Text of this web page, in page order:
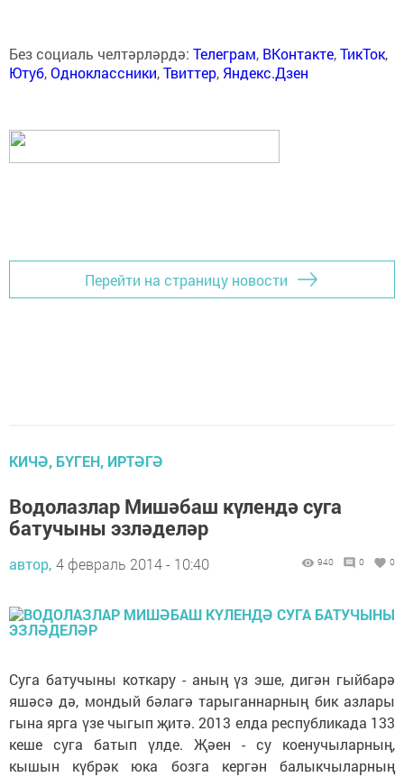
Без социаль челтәрләрдә: Телеграм, ВКонтакте,ТикТок,
Ютуб,Одноклассники,Твиттер, Яндекс.Дзен
Перейти на страницу новости
КИЧӘ, БҮГЕН, ИРТӘГӘ
Водолазлар Мишәбаш күлендә суга
батучыны эзләделәр
автор, 4 февраль 2014 - 10:40 940 0 0
Суга батучыны коткару - аның үз эше, дигән гыйбарә
яшәсә дә, мондый бәлагә тарыганнарның бик азлары
гына ярга үзе чыгып җитә. 2013 елда республикада 133
кеше суга батып үлде. Җәен - су коенучыларның,
кышын күбрәк юка бозга кергән балыкчыларның